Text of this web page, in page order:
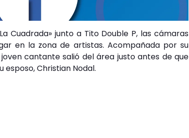
Cuadrada» junto a Tito Double P, las cámaras
en la zona de artistas. Acompañada por su
cantante salió del área justo antes de que
Christian Nodal.